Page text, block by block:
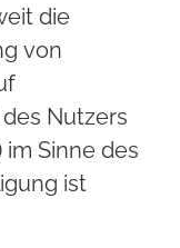
die
von
Nutzers
im Sinne des
ist